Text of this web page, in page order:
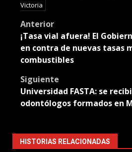
Victoria
Post
navigation
Anterior
¡Tasa vial afuera! El
en contra de nuevas tasas
combustibles
Siguiente
Universidad FASTA: se
odontólogos formados en
HISTORIAS RELACIONADAS